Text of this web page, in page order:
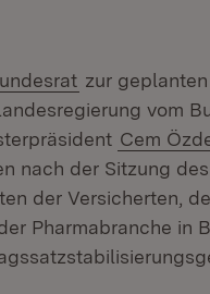
(Öffnet in
zur geplanten
Fenster)
vom
Cem
nach der Sitzung
der Versicherten,
Pharmabranche in